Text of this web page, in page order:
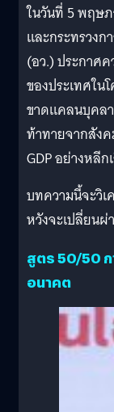
ในวันที่ 5 พฤษ
และกระทรวง
(อว.) ประกาศ
ของประเทศใน
ขาดแคลนบุคล
ท้าทายจากสัง
GDP อย่างหลีก
บทความนี้จะวิเ
หวังจะเปลี่ยนผ่
สูตร 50/50
อนาคต